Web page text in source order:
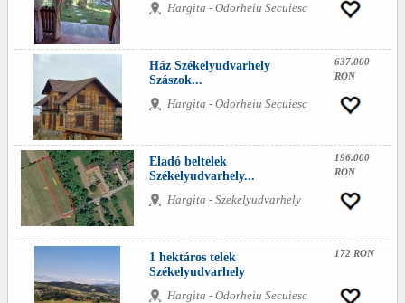
Hargita - Odorheiu Secuiesc
Ház Székelyudvarhely
Szászok...
Hargita - Odorheiu Secuiesc
637.000
RON
Eladó beltelek
Székelyudvarhely...
Hargita - Szekelyudvarhely
196.000
RON
1 hektáros telek
Székelyudvarhely
Hargita - Odorheiu Secuiesc
172 RON